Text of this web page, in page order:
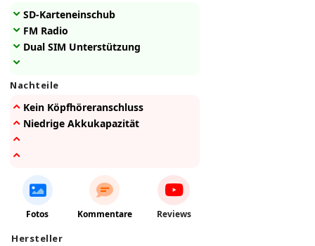
SD-Karteneinschub
FM Radio
Dual SIM Unterstützung
Nachteile
Kein Köpfhöreranschluss
Niedrige Akkukapazität
Fotos Kommentare Reviews
Hersteller